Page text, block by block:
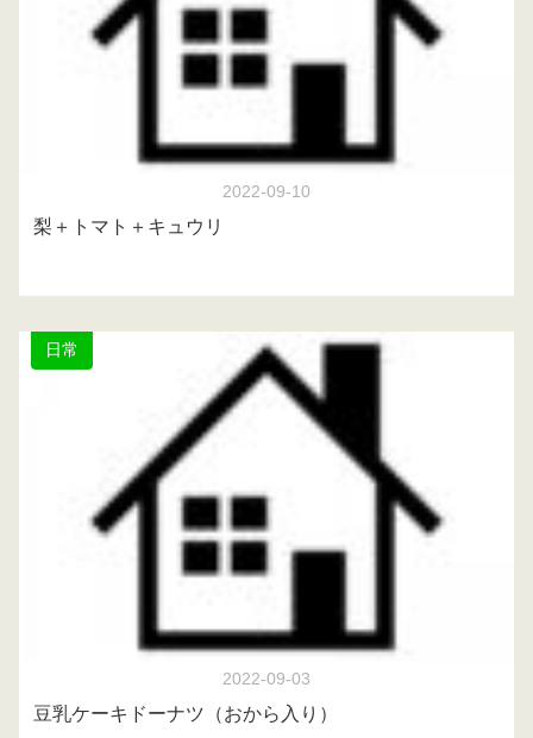
2022-09-10
梨＋トマト＋キュウリ
日常
2022-09-03
豆乳ケーキドーナツ（おから入り）